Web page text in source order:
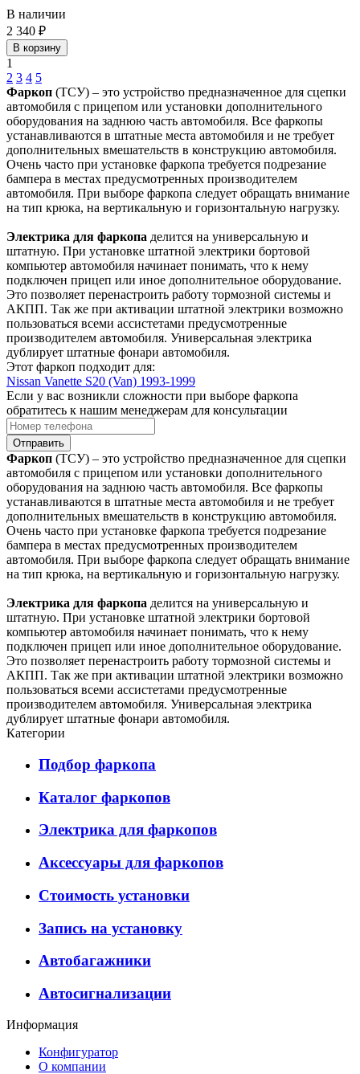
В наличии
2 340 ₽
В корзину
1
2 3 4 5
Фаркоп (ТСУ) – это устройство предназначенное для сцепки
автомобиля с прицепом или установки дополнительного
оборудования на заднюю часть автомобиля. Все фаркопы
устанавливаются в штатные места автомобиля и не требует
дополнительных вмешательств в конструкцию автомобиля.
Очень часто при установке фаркопа требуется подрезание
бампера в местах предусмотренных производителем
автомобиля. При выборе фаркопа следует обращать внимание
на тип крюка, на вертикальную и горизонтальную нагрузку.
Электрика для фаркопа делится на универсальную и
штатную. При установке штатной электрики бортовой
компьютер автомобиля начинает понимать, что к нему
подключен прицеп или иное дополнительное оборудование.
Это позволяет перенастроить работу тормозной системы и
АКПП. Так же при активации штатной электрики возможно
пользоваться всеми ассистетами предусмотренные
производителем автомобиля. Универсальная электрика
дублирует штатные фонари автомобиля.
Этот фаркоп подходит для:
Nissan Vanette S20 (Van) 1993-1999
Если у вас возникли сложности при выборе фаркопа
обратитесь к нашим менеджерам для консультации
Отправить
Фаркоп (ТСУ) – это устройство предназначенное для сцепки
автомобиля с прицепом или установки дополнительного
оборудования на заднюю часть автомобиля. Все фаркопы
устанавливаются в штатные места автомобиля и не требует
дополнительных вмешательств в конструкцию автомобиля.
Очень часто при установке фаркопа требуется подрезание
бампера в местах предусмотренных производителем
автомобиля. При выборе фаркопа следует обращать внимание
на тип крюка, на вертикальную и горизонтальную нагрузку.
Электрика для фаркопа делится на универсальную и
штатную. При установке штатной электрики бортовой
компьютер автомобиля начинает понимать, что к нему
подключен прицеп или иное дополнительное оборудование.
Это позволяет перенастроить работу тормозной системы и
АКПП. Так же при активации штатной электрики возможно
пользоваться всеми ассистетами предусмотренные
производителем автомобиля. Универсальная электрика
дублирует штатные фонари автомобиля.
Категории
Подбор фаркопа
Каталог фаркопов
Электрика для фаркопов
Аксессуары для фаркопов
Стоимость установки
Запись на установку
Автобагажники
Автосигнализации
Информация
Конфигуратор
О компании